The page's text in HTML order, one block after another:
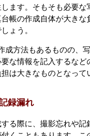
ます。そもそも必要な
帳の作成自体が大きな
ょう。
成方法もあるものの、
な情報を記入するなど
は大きなものとなって
録漏れ
る際に、撮影忘れや記